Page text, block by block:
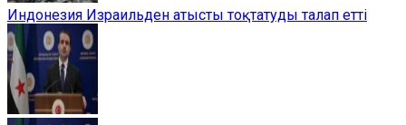
Индонезия Израильден атысты тоқтатуды талап етті